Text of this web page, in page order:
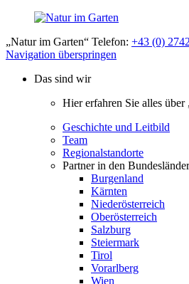
„Natur im Garten“ Telefon: +43 (0)
Navigation überspringen
Das sind wir
Hier erfahren Sie alles über
Geschichte und Leitbild
Team
Regionalstandorte
Partner in den
Burgenland
Kärnten
Niederösterreich
Oberösterreich
Salzburg
Steiermark
Tirol
Vorarlberg
Wien